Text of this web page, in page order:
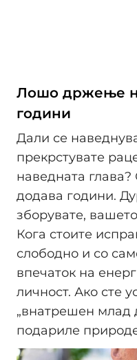
Лошо држење
години
Дали се
прекрстувате
наведната
додава години.
зборувате,
Кога стоите
слободно и со
впечаток на
личност. Ако сте
„внатрешен млад
подариле